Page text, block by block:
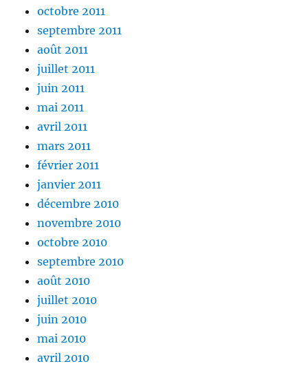
octobre 2011
septembre 2011
août 2011
juillet 2011
juin 2011
mai 2011
avril 2011
mars 2011
février 2011
janvier 2011
décembre 2010
novembre 2010
octobre 2010
septembre 2010
août 2010
juillet 2010
juin 2010
mai 2010
avril 2010